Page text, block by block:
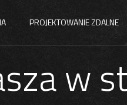
PROJEKTOWANIE ZDALNE
w